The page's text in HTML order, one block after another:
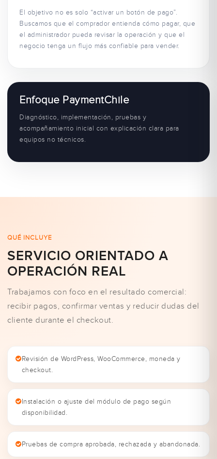
El objetivo no es solo “activar un botón de pago”.
Buscamos que el comprador entienda cómo pagar, que
el administrador pueda revisar la operación y que el
negocio tenga un flujo más confiable para vender.
Enfoque PaymentChile
Diagnóstico, implementación, pruebas y
acompañamiento inicial con explicación clara para
equipos no técnicos.
QUÉ INCLUYE
SERVICIO ORIENTADO A
OPERACIÓN REAL
Trabajamos con foco en el resultado comercial:
recibir pagos, confirmar ventas y reducir dudas del
cliente durante el checkout.
Revisión de WordPress, WooCommerce, moneda y
checkout.
Instalación o ajuste del módulo de pago según
disponibilidad.
Pruebas de compra aprobada, rechazada y abandonada.